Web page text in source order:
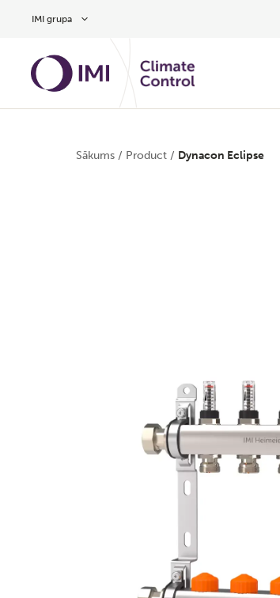
IMI grupa
Sākums / Product / Dynacon Eclipse